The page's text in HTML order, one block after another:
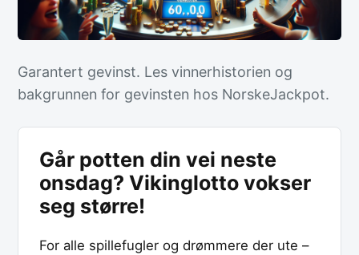
Garantert gevinst. Les vinnerhistorien og
bakgrunnen for gevinsten hos NorskeJackpot.
Går potten din vei neste
onsdag? Vikinglotto vokser
seg større!
For alle spillefugler og drømmere der ute –